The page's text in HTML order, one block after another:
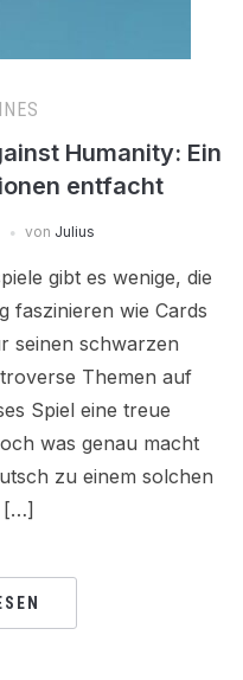
Humanity: Ein
entfacht
von Julius
gibt es wenige, die
faszinieren wie Cards
seinen schwarzen
Themen auf
Spiel eine treue
was genau macht
zu einem solchen
[…]